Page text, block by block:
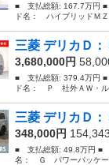
■ 支払総額: 167.7万円
ド名： ハイブリッドＭ
三菱 デリカＤ
3,680,000円
■ 支払総額: 379.4万円
ド名： Ｐ 社外ＡＷ・ル
三菱 デリカＤ
348,000円
■ 支払総額: 49.8万円 ■
名： Ｇ パワーパッケー